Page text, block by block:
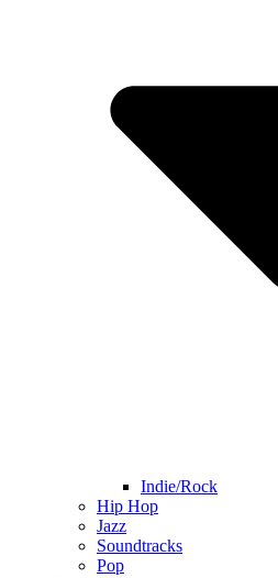
Indie/Rock
Hip Hop
Jazz
Soundtracks
Pop